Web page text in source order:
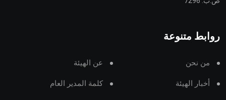
روابط متنوعة
من نحن عن الهيئة
أخبار الهيئة كلمة المدير العام